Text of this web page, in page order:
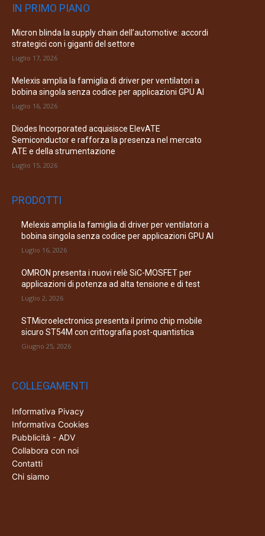
IN PRIMO PIANO
Micron blinda la supply chain dell’automotive: accordi
strategici con i giganti del settore
Luglio 17, 2026
Melexis amplia la famiglia di driver per ventilatori a
bobina singola senza codice per applicazioni GPU AI
Luglio 16, 2026
Diodes Incorporated acquisisce ElevATE
Semiconductor e rafforza la presenza nel mercato
ATE e della strumentazione
Luglio 15, 2026
PRODOTTI
Melexis amplia la famiglia di driver per ventilatori a
bobina singola senza codice per applicazioni GPU AI
Luglio 16, 2026
OMRON presenta i nuovi relè SiC-MOSFET per
applicazioni di potenza ad alta tensione e di test
Luglio 2, 2026
STMicroelectronics presenta il primo chip mobile
sicuro ST54M con crittografia post-quantistica
Giugno 25, 2026
COLLEGAMENTI
Informativa Pivacy
Informativa Cookies
Pubblicità - ADV
Collabora con noi
Contatti
Chi siamo